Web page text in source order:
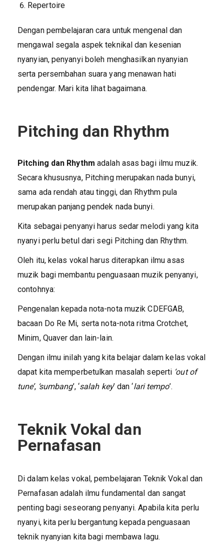
Repertoire
Dengan pembelajaran cara untuk mengenal dan
mengawal segala aspek teknikal dan kesenian
nyanyian, penyanyi boleh menghasilkan nyanyian
serta persembahan suara yang menawan hati
pendengar. Mari kita lihat bagaimana.
Pitching dan Rhythm
Pitching dan Rhythm adalah asas bagi ilmu muzik.
Secara khususnya, Pitching merupakan nada bunyi,
sama ada rendah atau tinggi, dan Rhythm pula
merupakan panjang pendek nada bunyi.
Kita sebagai penyanyi harus sedar melodi yang kita
nyanyi perlu betul dari segi Pitching dan Rhythm.
Oleh itu, kelas vokal harus diterapkan ilmu asas
muzik bagi membantu penguasaan muzik penyanyi,
contohnya:
Pengenalan kepada nota-nota muzik CDEFGAB,
bacaan Do Re Mi, serta nota-nota ritma Crotchet,
Minim, Quaver dan lain-lain.
Dengan ilmu inilah yang kita belajar dalam kelas vokal
dapat kita memperbetulkan masalah seperti ‘out of
tune’, ‘sumbang’, ‘salah key’ dan ‘lari tempo’.
Teknik Vokal dan
Pernafasan
Di dalam kelas vokal, pembelajaran Teknik Vokal dan
Pernafasan adalah ilmu fundamental dan sangat
penting bagi seseorang penyanyi. Apabila kita perlu
nyanyi, kita perlu bergantung kepada penguasaan
teknik nyanyian kita bagi membawa lagu.